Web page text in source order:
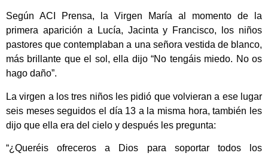
Según ACI Prensa, la Virgen María al momento de la
primera aparición a Lucía, Jacinta y Francisco, los niños
pastores que contemplaban a una señora vestida de blanco,
más brillante que el sol, ella dijo “No tengáis miedo. No os
hago daño”.
La virgen a los tres niños les pidió que volvieran a ese lugar
seis meses seguidos el día 13 a la misma hora, también les
dijo que ella era del cielo y después les pregunta:
“¿Queréis ofreceros a Dios para soportar todos los